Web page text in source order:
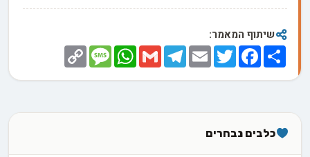
שיתוף המאמר:
Share
Facebook
Twitter
Email
Telegram
Gmail
WhatsApp
Message
Copy
Link
כלבים נבחרים